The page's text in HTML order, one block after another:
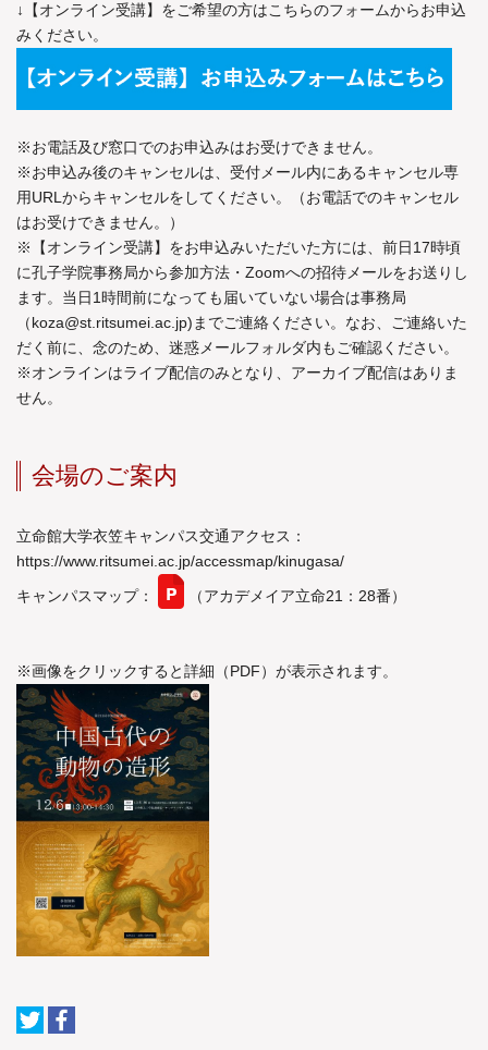
↓【オンライン受講】をご希望の方はこちらのフォームからお申込
みください。
※お電話及び窓口でのお申込みはお受けできません。
※お申込み後のキャンセルは、受付メール内にあるキャンセル専
用URLからキャンセルをしてください。（お電話でのキャンセル
はお受けできません。）
※【オンライン受講】をお申込みいただいた方には、前日17時頃
に孔子学院事務局から参加方法・Zoomへの招待メールをお送りし
ます。当日1時間前になっても届いていない場合は事務局
（koza@st.ritsumei.ac.jp)までご連絡ください。なお、ご連絡いた
だく前に、念のため、迷惑メールフォルダ内もご確認ください。
※オンラインはライブ配信のみとなり、アーカイブ配信はありま
せん。
会場のご案内
立命館大学衣笠キャンパス交通アクセス：
https://www.ritsumei.ac.jp/accessmap/kinugasa/
キャンパスマップ：
（アカデメイア立命21：28番）
※画像をクリックすると詳細（PDF）が表示されます。